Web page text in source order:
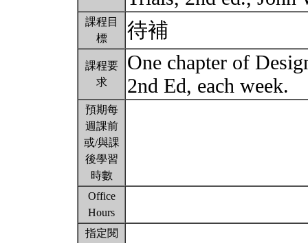
課程目
標
待補
課程要
求
One chapter of
2nd Ed, each week.
預期每
週課前
或/與課
後學習
時數
Office
Hours
指定閱